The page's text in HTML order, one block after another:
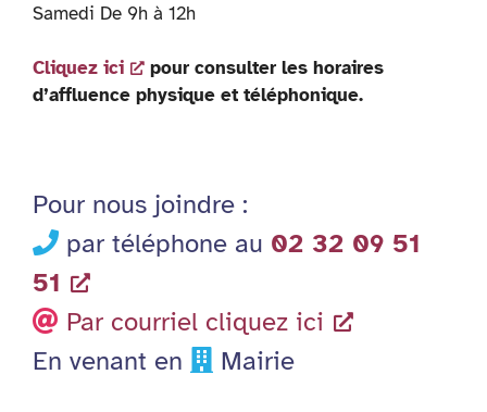
Samedi De 9h à 12h
Cliquez ici
pour consulter les horaires
d’affluence physique et téléphonique.
Pour nous joindre :
par téléphone au 02 32 09 51
51
Par courriel cliquez ici
En venant en
Mairie